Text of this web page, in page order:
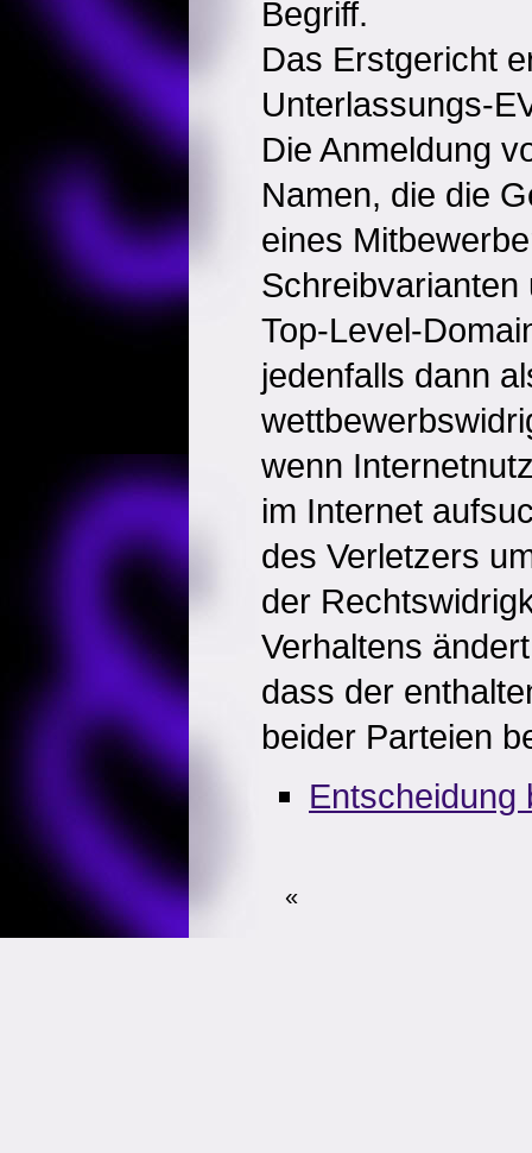
Begriff.
Das Erstgericht
Unterlassungs-
Die Anmeldung
Namen, die die
eines
Top-Level-
jedenfalls dann
wenn
im Internet
des Verletzers
der
Verhaltens
dass der
beider Parteien
Entscheidung
«